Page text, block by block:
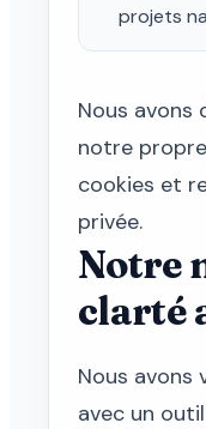
projets
Nous avons
notre
cookies et
privée.
Notre
clarté
Nous avons
avec un